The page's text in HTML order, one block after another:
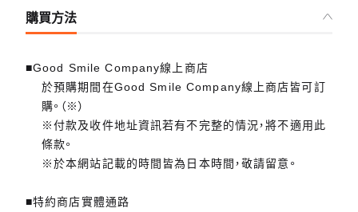
購買方法
■Good Smile Company線上商店
於預購期間在Good Smile Company線上商店皆可訂
購。（※）
※付款及收件地址資訊若有不完整的情況，將不適用此
條款。
※於本網站記載的時間皆為日本時間，敬請留意。
■特約商店實體通路